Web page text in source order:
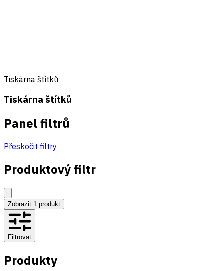
Tiskárna štítků
Tiskárna štítků
Panel filtrů
Přeskočit filtry
Produktový filtr
Zobrazit 1 produkt
Filtrovat
Produkty